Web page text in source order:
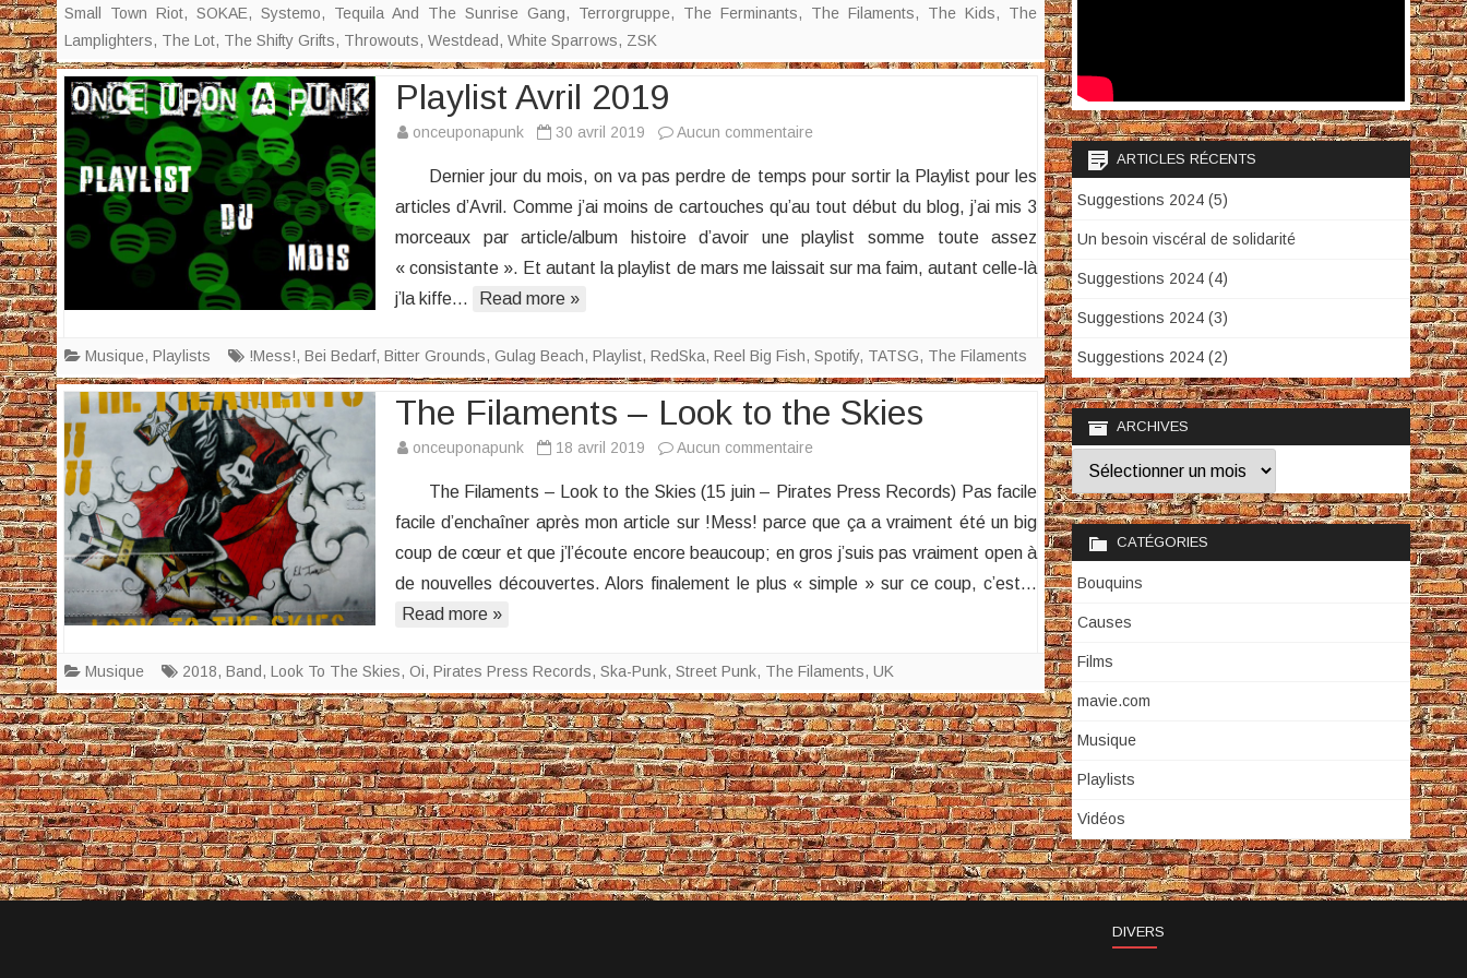
Small Town Riot,SOKAE,Systemo, Tequila And The Sunrise Gang, Terrorgruppe, The Ferminants, The Filaments, The Kids, The
Lamplighters, The Lot, The Shifty Grifts, Throwouts, Westdead, White Sparrows, ZSK
Playlist Avril 2019
onceuponapunk 30 avril 2019 Aucun commentaire
Avril
2019
Dernier jour du mois, on va pas perdre de temps pour sortir la Playlist pour les
articles d’Avril. Comme j’ai moins de cartouches qu’au tout début du blog, j’ai mis 3
morceaux par article/album histoire d’avoir une playlist somme toute assez
« consistante ». Et autant la playlist de mars me laissait sur ma faim, autant celle-là
j’la kiffe…
Read more »
Musique, Playlists !Mess!, Bei Bedarf, Bitter Grounds, Gulag Beach, Playlist, RedSka, Reel Big Fish, Spotify, TATSG, The Filaments
The Filaments – Look to the Skies
onceuponapunk 18 avril 2019 Aucun commentaire
Filaments
–
Look
to
The Filaments – Look to the Skies (15 juin – Pirates Press Records) Pas facile
facile d’enchaîner après mon article sur !Mess! parce que ça a vraiment été un big
coup de cœur et que j’l’écoute encore beaucoup; en gros j’suis pas vraiment open à
de nouvelles découvertes. Alors finalement le plus « simple » sur ce coup, c’est…
Read more »
Musique 2018, Band, Look To The Skies, Oi, Pirates Press Records, Ska-Punk, Street Punk, The Filaments, UK
ARTICLES RÉCENTS
Suggestions 2024 (5)
Un besoin viscéral de solidarité
Suggestions 2024 (4)
Suggestions 2024 (3)
Suggestions 2024 (2)
ARCHIVES
Archives
CATÉGORIES
Bouquins
Causes
Films
mavie.com
Musique
Playlists
Vidéos
DIVERS